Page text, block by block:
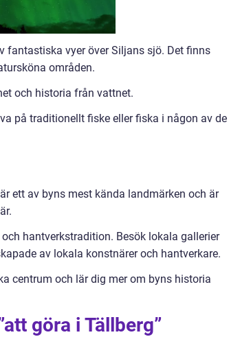
fantastiska vyer över Siljans sjö. Det finns
områden.
och historia från vattnet.
på traditionellt fiske eller fiska i någon av de
ett av byns mest kända landmärken och är
hantverkstradition. Besök lokala gallerier
av lokala konstnärer och hantverkare.
centrum och lär dig mer om byns historia
göra i Tällberg”